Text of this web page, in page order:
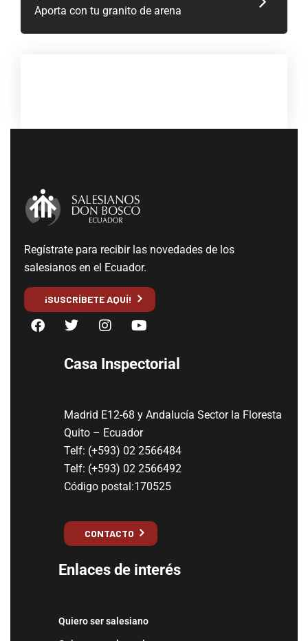
Aporta con tu granito de arena
Regístrate para recibir las novedades de los
salesianos en el Ecuador.
¡SUSCRÍBETE AQUÍ!
Casa Inspectorial
Madrid E12-68 y Andalucía Sector la Floresta
Quito – Ecuador
Telf: (+593) 02 2566484
Telf: (+593) 02 2566492
Código postal:170525
CONTACTO
Enlaces de interés
Quiero ser salesiano